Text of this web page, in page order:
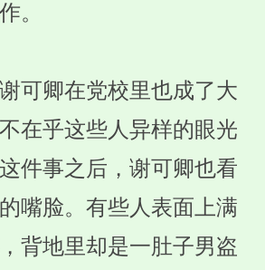
。
可卿在党校里也成了大
在乎这些人异样的眼光
件事之后，谢可卿也看
嘴脸。有些人表面上满
背地里却是一肚子男盗